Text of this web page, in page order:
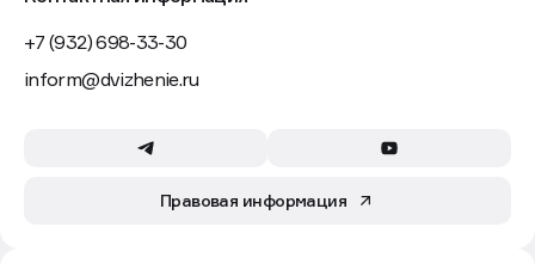
+7 (932) 698-33-30
inform@dvizhenie.ru
Правовая информация